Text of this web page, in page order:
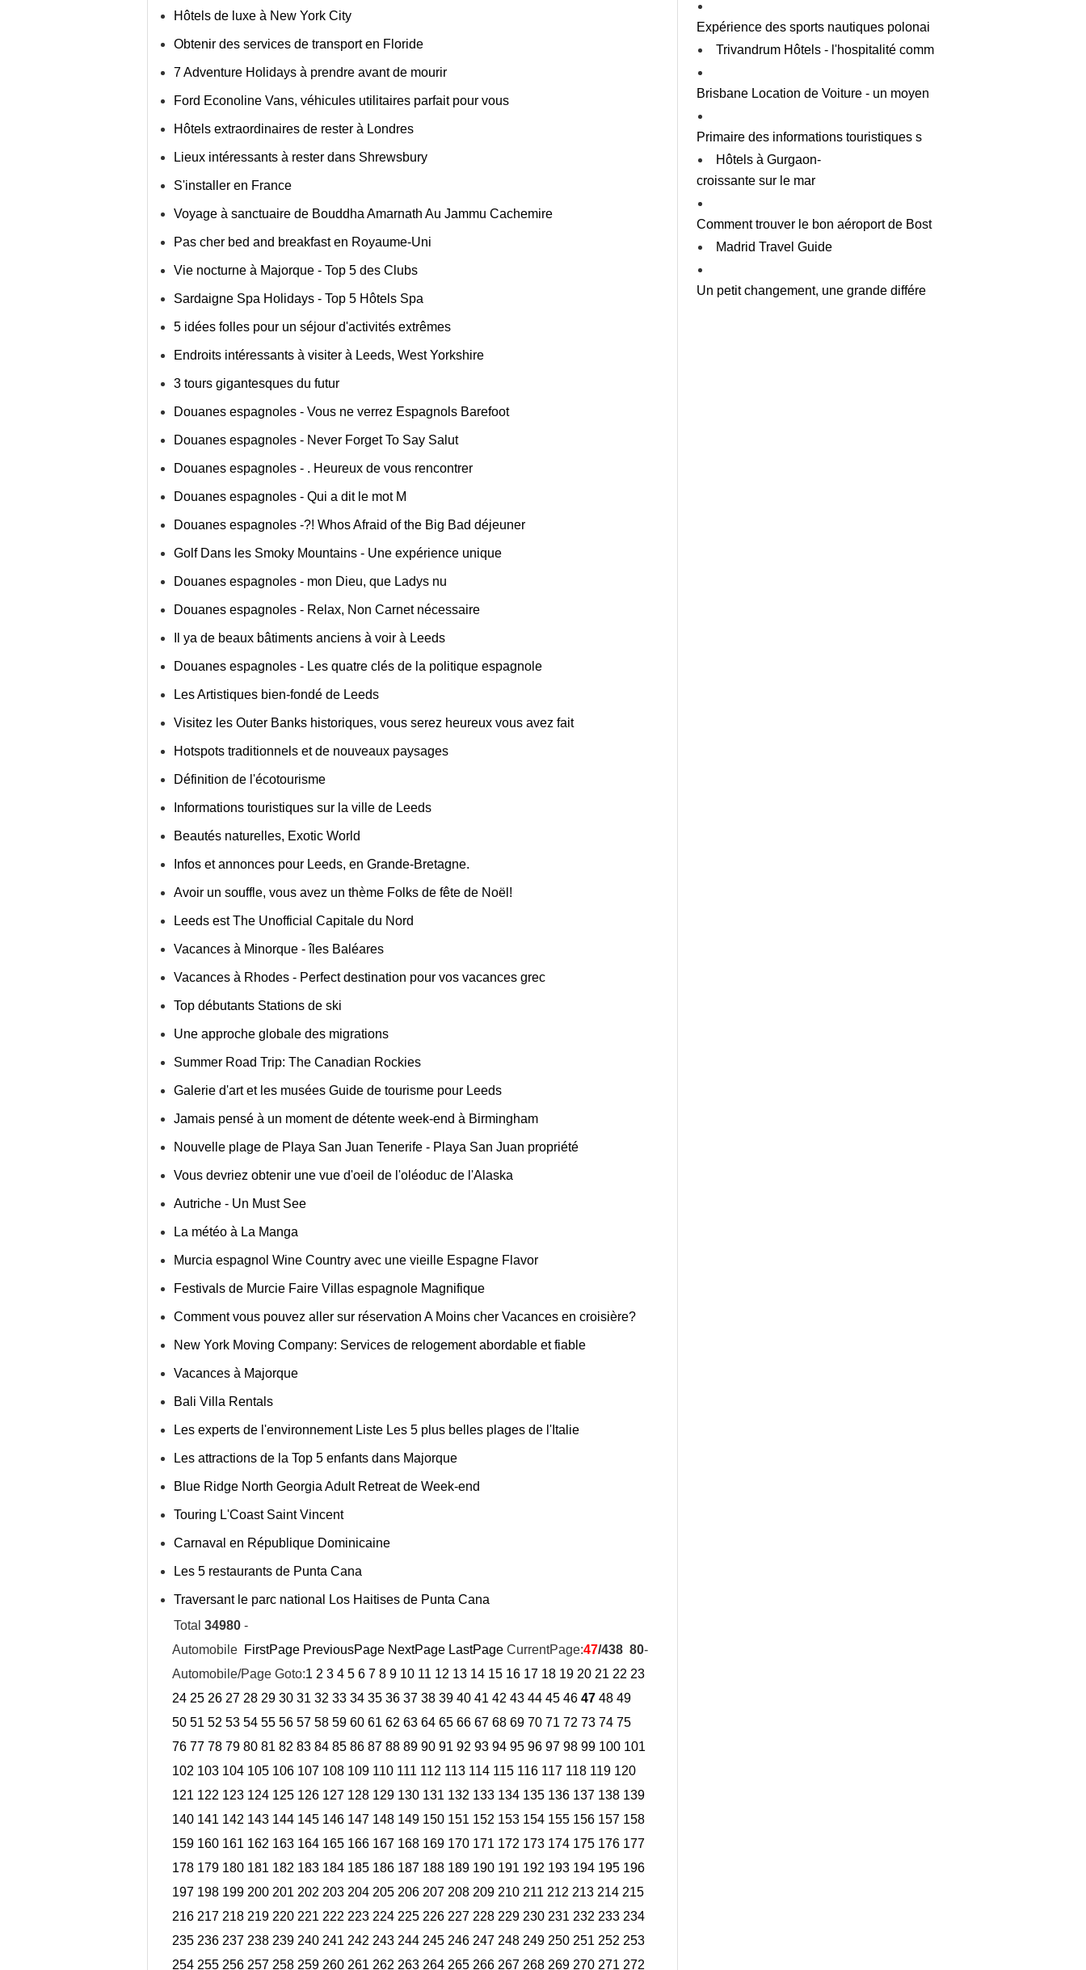
Hôtels de luxe à New York City
Obtenir des services de transport en Floride
7 Adventure Holidays à prendre avant de mourir
Ford Econoline Vans, véhicules utilitaires parfait pour vous
Hôtels extraordinaires de rester à Londres
Lieux intéressants à rester dans Shrewsbury
S'installer en France
Voyage à sanctuaire de Bouddha Amarnath Au Jammu Cachemire
Pas cher bed and breakfast en Royaume-Uni
Vie nocturne à Majorque - Top 5 des Clubs
Sardaigne Spa Holidays - Top 5 Hôtels Spa
5 idées folles pour un séjour d'activités extrêmes
Endroits intéressants à visiter à Leeds, West Yorkshire
3 tours gigantesques du futur
Douanes espagnoles - Vous ne verrez Espagnols Barefoot
Douanes espagnoles - Never Forget To Say Salut
Douanes espagnoles - . Heureux de vous rencontrer
Douanes espagnoles - Qui a dit le mot M
Douanes espagnoles -?! Whos Afraid of the Big Bad déjeuner
Golf Dans les Smoky Mountains - Une expérience unique
Douanes espagnoles - mon Dieu, que Ladys nu
Douanes espagnoles - Relax, Non Carnet nécessaire
Il ya de beaux bâtiments anciens à voir à Leeds
Douanes espagnoles - Les quatre clés de la politique espagnole
Les Artistiques bien-fondé de Leeds
Visitez les Outer Banks historiques, vous serez heureux vous avez fait
Hotspots traditionnels et de nouveaux paysages
Définition de l'écotourisme
Informations touristiques sur la ville de Leeds
Beautés naturelles, Exotic World
Infos et annonces pour Leeds, en Grande-Bretagne.
Avoir un souffle, vous avez un thème Folks de fête de Noël!
Leeds est The Unofficial Capitale du Nord
Vacances à Minorque - îles Baléares
Vacances à Rhodes - Perfect destination pour vos vacances grec
Top débutants Stations de ski
Une approche globale des migrations
Summer Road Trip: The Canadian Rockies
Galerie d'art et les musées Guide de tourisme pour Leeds
Jamais pensé à un moment de détente week-end à Birmingham
Nouvelle plage de Playa San Juan Tenerife - Playa San Juan propriété
Vous devriez obtenir une vue d'oeil de l'oléoduc de l'Alaska
Autriche - Un Must See
La météo à La Manga
Murcia espagnol Wine Country avec une vieille Espagne Flavor
Festivals de Murcie Faire Villas espagnole Magnifique
Comment vous pouvez aller sur réservation A Moins cher Vacances en croisière?
New York Moving Company: Services de relogement abordable et fiable
Vacances à Majorque
Bali Villa Rentals
Les experts de l'environnement Liste Les 5 plus belles plages de l'Italie
Les attractions de la Top 5 enfants dans Majorque
Blue Ridge North Georgia Adult Retreat de Week-end
Touring L'Coast Saint Vincent
Carnaval en République Dominicaine
Les 5 restaurants de Punta Cana
Traversant le parc national Los Haitises de Punta Cana
Total 34980 -
Automobile FirstPage PreviousPage NextPage LastPage CurrentPage:47/438 80-
Automobile/Page Goto:1 2 3 4 5 6 7 8 9 10 11 12 13 14 15 16 17 18 19 20 21 22 23
24 25 26 27 28 29 30 31 32 33 34 35 36 37 38 39 40 41 42 43 44 45 46 47 48 49
50 51 52 53 54 55 56 57 58 59 60 61 62 63 64 65 66 67 68 69 70 71 72 73 74 75
76 77 78 79 80 81 82 83 84 85 86 87 88 89 90 91 92 93 94 95 96 97 98 99 100 101
102 103 104 105 106 107 108 109 110 111 112 113 114 115 116 117 118 119 120
121 122 123 124 125 126 127 128 129 130 131 132 133 134 135 136 137 138 139
140 141 142 143 144 145 146 147 148 149 150 151 152 153 154 155 156 157 158
159 160 161 162 163 164 165 166 167 168 169 170 171 172 173 174 175 176 177
178 179 180 181 182 183 184 185 186 187 188 189 190 191 192 193 194 195 196
197 198 199 200 201 202 203 204 205 206 207 208 209 210 211 212 213 214 215
216 217 218 219 220 221 222 223 224 225 226 227 228 229 230 231 232 233 234
235 236 237 238 239 240 241 242 243 244 245 246 247 248 249 250 251 252 253
254 255 256 257 258 259 260 261 262 263 264 265 266 267 268 269 270 271 272
Expérience des sports nautiques polonai
Trivandrum Hôtels - l'hospitalité comm
Brisbane Location de Voiture - un moyen
Primaire des informations touristiques s
Hôtels à Gurgaon-
croissante sur le mar
Comment trouver le bon aéroport de Bost
Madrid Travel Guide
Un petit changement, une grande différe